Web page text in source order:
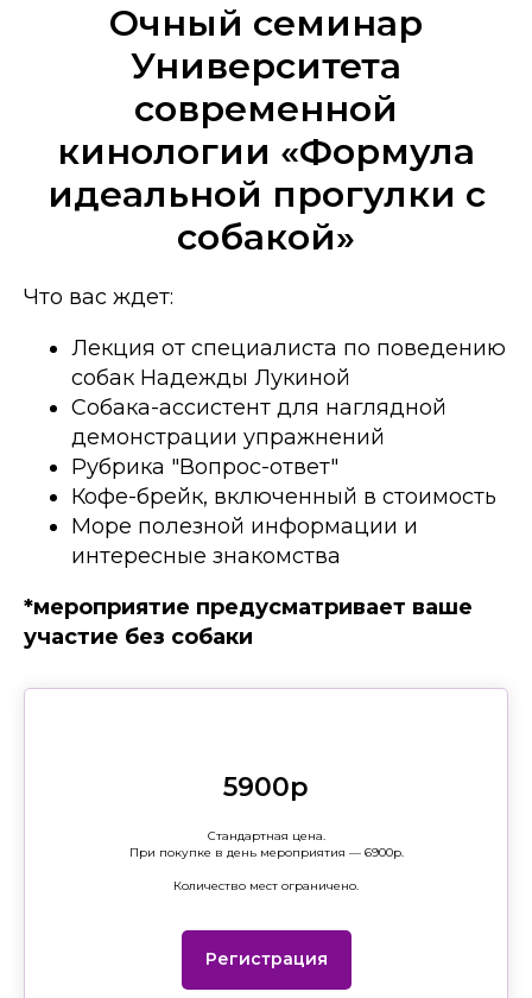
Очный семинар
Университета
современной
кинологии «Формула
идеальной прогулки с
собакой»
Что вас ждет:
Лекция от специалиста по поведению
собак Надежды Лукиной
Собака-ассистент для наглядной
демонстрации упражнений
Рубрика "Вопрос-ответ"
Кофе-брейк, включенный в стоимость
Море полезной информации и
интересные знакомства
*мероприятие предусматривает ваше
участие без собаки
5900р
Стандартная цена.
При покупке в день мероприятия — 6900р.
Количество мест ограничено.
Регистрация